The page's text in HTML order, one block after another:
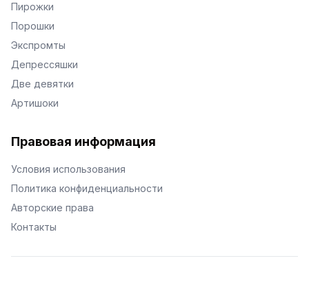
Пирожки
Порошки
Экспромты
Депрессяшки
Две девятки
Артишоки
Правовая информация
Условия использования
Политика конфиденциальности
Авторские права
Контакты